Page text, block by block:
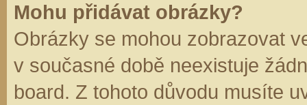
Mohu přidávat obrázky?
Obrázky se mohou zobrazovat
v současné době neexistuje
board. Z tohoto důvodu musíte